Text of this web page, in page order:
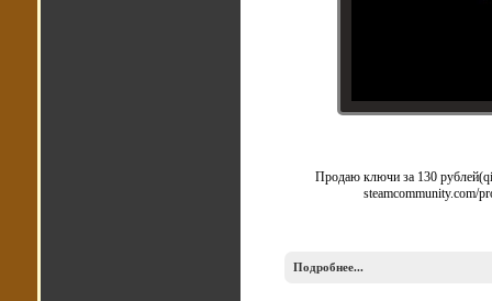
Продаю ключи за 130
steamcommunity.com/
Подробнее...